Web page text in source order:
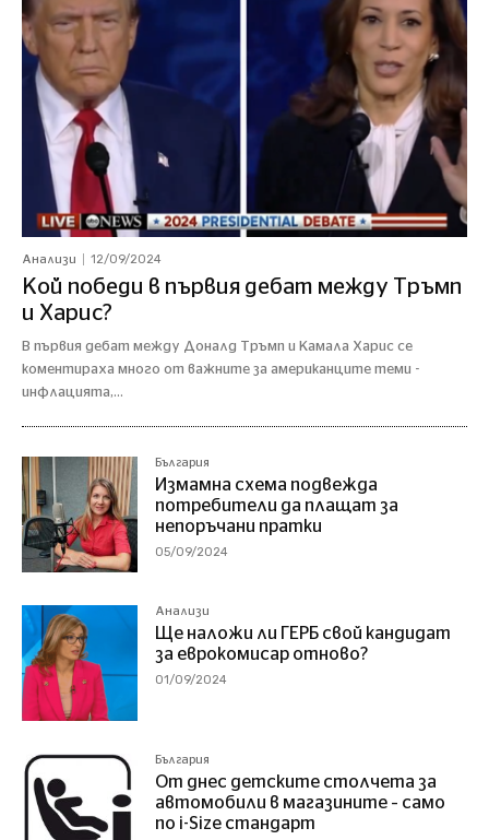
Анализи 12/09/2024
Кой победи в първия дебат между Тръмп
и Харис?
В първия дебат между Доналд Тръмп и Камала Харис се
коментираха много от важните за американците теми -
инфлацията,...
България
Измамна схема подвежда
потребители да плащат за
непоръчани пратки
05/09/2024
Анализи
Ще наложи ли ГЕРБ свой кандидат
за еврокомисар отново?
01/09/2024
България
От днес детските столчета за
автомобили в магазините – само
по i-Size стандарт